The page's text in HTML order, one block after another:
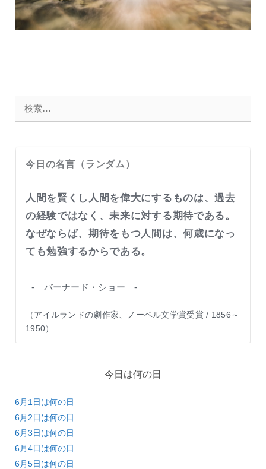
今日の名言（ランダム）
人間を賢くし人間を偉大にするものは、過去
の経験ではなく、未来に対する期待である。
なぜならば、期待をもつ人間は、何歳になっ
ても勉強するからである。
- バーナード・ショー -
（アイルランドの劇作家、ノーベル文学賞受賞 / 1856～
1950）
今日は何の日
6月1日は何の日
6月2日は何の日
6月3日は何の日
6月4日は何の日
6月5日は何の日